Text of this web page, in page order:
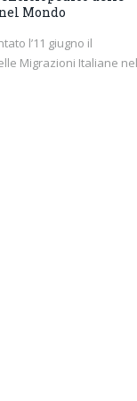
Mondo
l’11 giugno il
Migrazioni Italiane nel